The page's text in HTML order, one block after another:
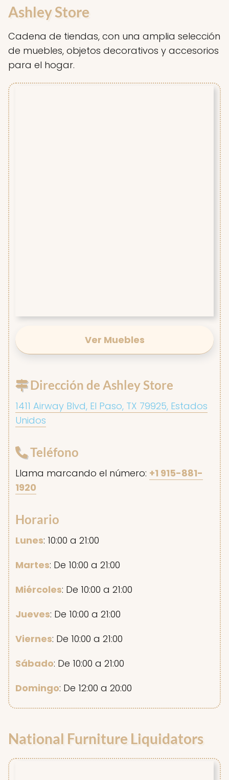
Ashley Store
Cadena de tiendas, con una amplia selección
de muebles, objetos decorativos y accesorios
para el hogar.
Ver Muebles
Dirección de Ashley Store
1411 Airway Blvd, El Paso, TX 79925, Estados
Unidos
Teléfono
Llama marcando el número: +1 915-881-
1920
Horario
Lunes: 10:00 a 21:00
Martes: De 10:00 a 21:00
Miércoles: De 10:00 a 21:00
Jueves: De 10:00 a 21:00
Viernes: De 10:00 a 21:00
Sábado: De 10:00 a 21:00
Domingo: De 12:00 a 20:00
National Furniture Liquidators